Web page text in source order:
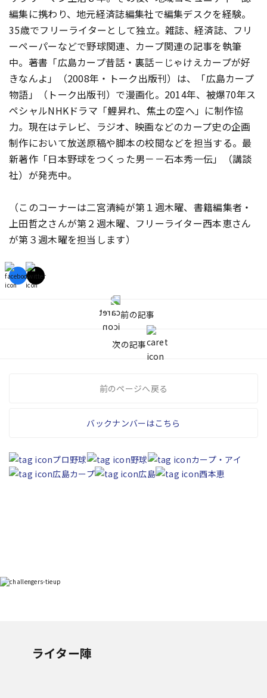
編集に携わり、地元経済誌編集社で編集デスクを経験。
35歳でフリーライターとして独立。雑誌、経済誌、フリ
ーペーパーなどで野球関連、カープ関連の記事を執筆
中。著書「広島カープ昔話・裏話－じゃけえカープが好
きなんよ」（2008年・トーク出版刊）は、「広島カープ
物語」（トーク出版刊）で漫画化。2014年、被爆70年ス
ペシャルNHKドラマ「鯉昇れ、焦土の空へ」に制作協
力。現在はテレビ、ラジオ、映画などのカープ史の企画
制作において放送原稿や脚本の校閲などを担当する。最
新著作「日本野球をつくった男－－石本秀一伝」（講談
社）が発売中。
（このコーナーは二宮清純が第１週木曜、書籍編集者・
上田哲之さんが第２週木曜、フリーライター西本恵さん
が第３週木曜を担当します）
前の記事
次の記事
前のページへ戻る
バックナンバーはこちら
プロ野球 野球
カープ・アイ
広島カープ
広島 西本恵
ライター陣